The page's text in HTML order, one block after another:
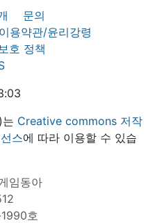
문의
이용약관/윤리강령
호 정책
Creative commons 저작
스에 따라 이용할 수 있습
임동아
호